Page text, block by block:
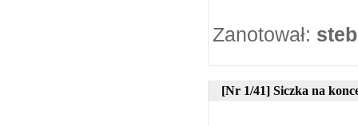
Zanotował: steb
[Nr 1/41] Siczka na